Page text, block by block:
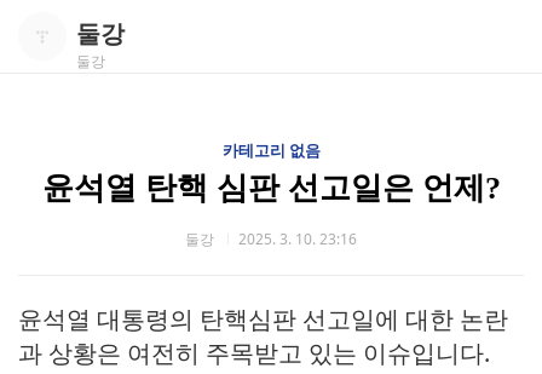
둘강
둘강
카테고리 없음
윤석열 탄핵 심판 선고일은 언제?
둘강 2025. 3. 10. 23:16
윤석열 대통령의 탄핵심판 선고일에 대한 논란
과 상황은 여전히 주목받고 있는 이슈입니다.